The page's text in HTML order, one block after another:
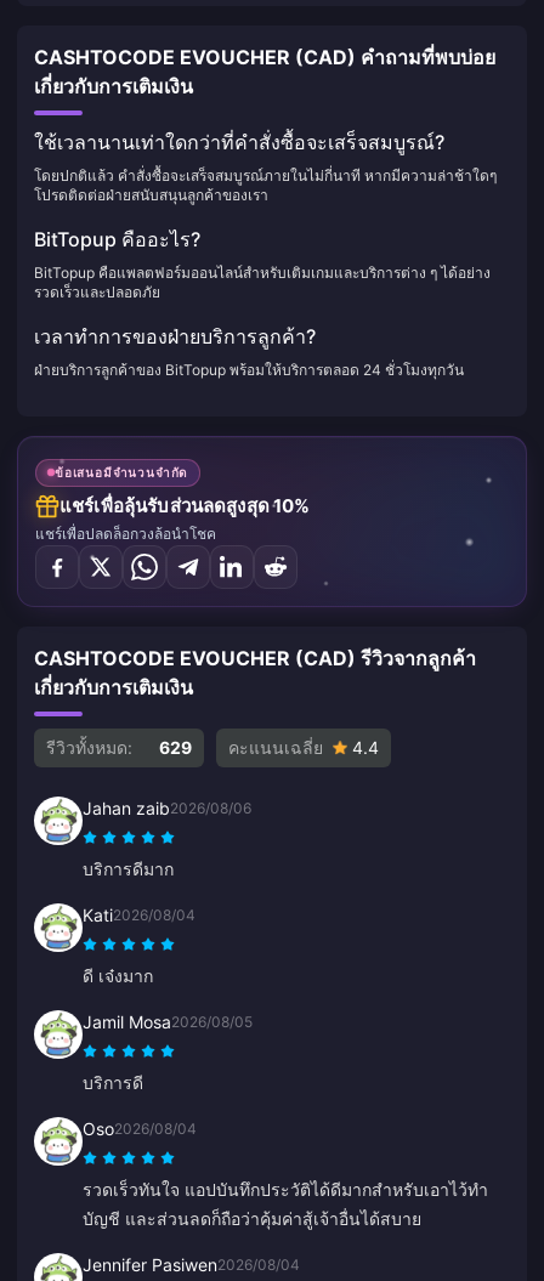
CASHTOCODE EVOUCHER (CAD) คำถามที่พบบ่อย
เกี่ยวกับการเติมเงิน
ใช้เวลานานเท่าใดกว่าที่คำสั่งซื้อจะเสร็จสมบูรณ์?
โดยปกติแล้ว คำสั่งซื้อจะเสร็จสมบูรณ์ภายในไม่กี่นาที หากมีความล่าช้าใดๆ
โปรดติดต่อฝ่ายสนับสนุนลูกค้าของเรา
BitTopup คืออะไร?
BitTopup คือแพลตฟอร์มออนไลน์สำหรับเติมเกมและบริการต่าง ๆ ได้อย่าง
รวดเร็วและปลอดภัย
เวลาทำการของฝ่ายบริการลูกค้า?
ฝ่ายบริการลูกค้าของ BitTopup พร้อมให้บริการตลอด 24 ชั่วโมงทุกวัน
ข้อเสนอมีจำนวนจำกัด
แชร์เพื่อลุ้นรับส่วนลดสูงสุด 10%
แชร์เพื่อปลดล็อกวงล้อนำโชค
CASHTOCODE EVOUCHER (CAD) รีวิวจากลูกค้า
เกี่ยวกับการเติมเงิน
รีวิวทั้งหมด: 629 คะแนนเฉลี่ย 4.4
Jahan zaib2026/08/06
บริการดีมาก
Kati2026/08/04
ดี เจ๋งมาก
Jamil Mosa2026/08/05
บริการดี
Oso2026/08/04
รวดเร็วทันใจ แอปบันทึกประวัติได้ดีมากสำหรับเอาไว้ทำ
บัญชี และส่วนลดก็ถือว่าคุ้มค่าสู้เจ้าอื่นได้สบาย
Jennifer Pasiwen2026/08/04